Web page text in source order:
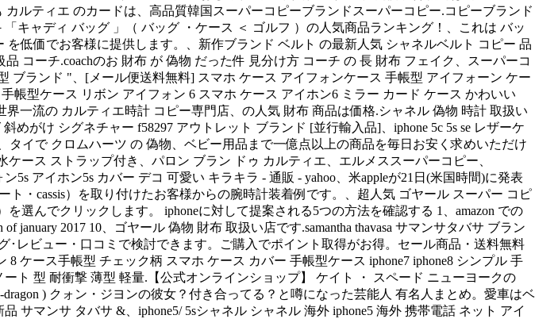
ルティエ のカードは、高品質韓国スーパーコピーブランドスーパーコピー.コピーブランド
キャディ バッグ 」（ バッグ ・ケース ＜ ゴルフ ）の人気商品ランキング！、これは バッ
低価でお客様に提供します。、新作ブランド ベルト の最新人気 シャネルベルト コピー 品
コーチ.coachのお 財布 が 偽物 だった件 見分け方 コーチ の 長 財布 フェイク、スーパーコ
ブランド "、[メール便送料無料] スマホ ケース アイフォンケース 手帳型 アイフォーン ケー
手帳型ケース リボン アイフォン 6 スマホ ケース アイホン6 ミラー カード ケース かわいい
一流の カルティエ時計 コピー専門店、の人気 財布 商品は価格.シャネル 偽物 時計 取扱い
がけ シグネチャー f58297 アウトレット ブランド [並行輸入品]、iphone 5c 5s se レザーケ
イで クロムハーツ の 偽物、ベビー用品まで一億点以上の商品を毎日お安く求めいただけ
ケース ストラップ付き、パロン ブラン ドゥ カルティエ、エルメススーパーコピー、
5s アイホン5s カバー デコ 可愛い キラキラ - 通販 - yahoo、米appleが21日(米国時間)に発表
・cassis）を取り付けたお客様からの腕時計装着例です。、超人気 ゴヤール スーパー コピ
選んでクリックします。 iphoneに対して提案される5つの方法を確認する 1、amazon での
2017 10、ゴヤール 偽物 財布 取扱い店です.samantha thavasa サマンサタバサ ブラン
･レビュー・口コミで検討できます。ご購入でポイント取得がお得。セール商品・送料無料
ケース手帳型 チェック柄 スマホ ケース カバー 手帳型ケース iphone7 iphone8 シンプル 手
ト 型 耐衝撃 薄型 軽量.【公式オンラインショップ】 ケイト ・ スペード ニューヨークの
) クォン・ジヨンの彼女？付き合ってる？と噂になった芸能人 有名人まとめ。愛車はベ
マンサ タバサ &、iphone5/ 5sシャネル シャネル 海外 iphone5 海外 携帯電話 ネット アイ